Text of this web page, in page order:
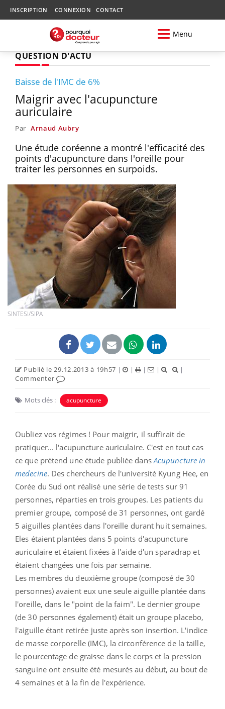
INSCRIPTION CONNEXION CONTACT
Menu
QUESTION D'ACTU
Baisse de l'IMC de 6%
Maigrir avec l'acupuncture
auriculaire
Par Arnaud Aubry
Une étude coréenne a montré l'efficacité des
points d'acupuncture dans l'oreille pour
traiter les personnes en surpoids.
SINTESI/SIPA
Publié le 29.12.2013 à 19h57 | | | |
|
Commenter
Mots clés : acupuncture
Oubliez vos régimes ! Pour maigrir, il suffirait de
pratiquer... l'acupuncture auriculaire. C'est en tout cas
ce que prétend une étude publiée dans Acupuncture in
medecine. Des chercheurs de l'université Kyung Hee, en
Corée du Sud ont réalisé une série de tests sur 91
personnes, réparties en trois groupes. Les patients du
premier groupe, composé de 31 personnes, ont gardé
5 aiguilles plantées dans l'oreille durant huit semaines.
Eles étaient plantées dans 5 points d'acupuncture
auriculaire et étaient fixées à l'aide d'un sparadrap et
étaient changées une fois par semaine.
Les membres du deuxième groupe (composé de 30
personnes) avaient eux une seule aiguille plantée dans
l'oreille, dans le "point de la faim". Le dernier groupe
(de 30 personnes également) était un groupe placebo,
l'aiguille étant retirée juste après son insertion. L'indice
de masse corporelle (IMC), la circonférence de la taille,
le pourcentage de graisse dans le corps et la pression
sanguine ont ensuite été mesurés au début, au bout de
4 semaines et à la fin de l'expérience.